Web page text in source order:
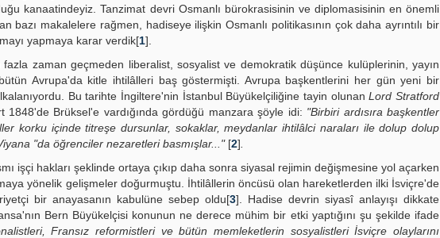
kanaatindeyiz. Tanzimat devri Osmanlı bürokrasisinin ve diplomasisinin en önemli
bazı makalelere rağmen, hadiseye ilişkin Osmanlı politikasının çok daha ayrıntılı bir
yapmaya karar verdik[1].
zaman geçmeden liberalist, sosyalist ve demokratik düşünce kulüplerinin, yayın
bütün Avrupa'da kitle ihtilâlleri baş göstermişti. Avrupa başkentlerini her gün yeni bir
Bu tarihte İngiltere'nin İstanbul Büyükelçiliğine tayin olunanLord Stratford
1848'de Brüksel'e vardığında gördüğü manzara şöyle idi: "Birbiri ardısıra başkentler
korku içinde titreşe dursunlar, sokaklar, meydanlar ihtilâlci naraları ile dolup dolup
"da öğrenciler nezaretleri basmışlar..."[2]
işçi hakları şek­linde ortaya çıkıp daha sonra siyasal rejimin değişmesine yol açarken
yönelik gelişmeler do­ğurmuştu. İhtilâllerin öncüsü olan hareketlerden ilki İsviçre'de
bir anayasanın kabulüne sebep oldu[3]. Hadise devrin siyasî anlayışı dikkate
Bern Büyükelçisi konunun ne derece mühim bir etki yaptığını şu şekilde ifade
Fransız reformistleri ve bütün memleketlerin sosyalistleri İsviçre olaylarını